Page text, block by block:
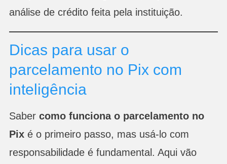
análise de crédito feita pela instituição.
Dicas para usar o
parcelamento no Pix com
inteligência
Saber como funciona o parcelamento no
Pixé o primeiro passo, mas usá-lo com
responsabilidade é fundamental. Aqui vão